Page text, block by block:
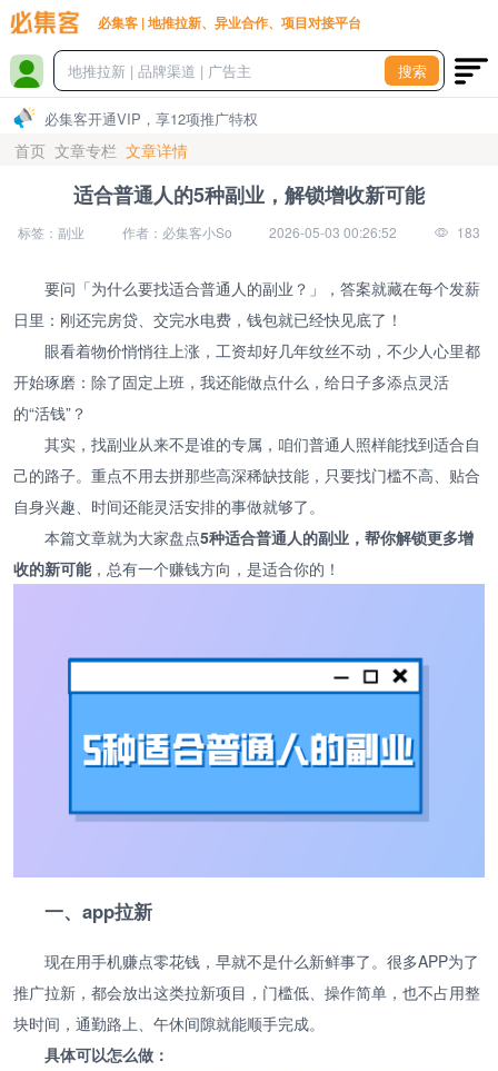
必集客 | 地推拉新、异业合作、项目对接平台
搜索
必集客开通VIP，享12项推广特权
首页 文章专栏 文章详情
适合普通人的5种副业，解锁增收新可能
标签：副业 作者：必集客小So 2026-05-03 00:26:52 183
要问「为什么要找适合普通人的副业？」，答案就藏在每个发薪
日里：刚还完房贷、交完水电费，钱包就已经快见底了！
眼看着物价悄悄往上涨，工资却好几年纹丝不动，不少人心里都
开始琢磨：除了固定上班，我还能做点什么，给日子多添点灵活
的“活钱”？
其实，找副业从来不是谁的专属，咱们普通人照样能找到适合自
己的路子。重点不用去拼那些高深稀缺技能，只要找门槛不高、贴合
自身兴趣、时间还能灵活安排的事做就够了。
本篇文章就为大家盘点5种适合普通人的副业，帮你解锁更多增
收的新可能，总有一个赚钱方向，是适合你的！
一、app拉新
现在用手机赚点零花钱，早就不是什么新鲜事了。很多APP为了
推广拉新，都会放出这类拉新项目，门槛低、操作简单，也不占用整
块时间，通勤路上、午休间隙就能顺手完成。
具体可以怎么做：